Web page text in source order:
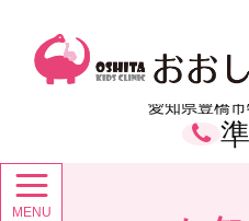
おおした小児科 愛知県豊橋市の小児
愛知県豊橋